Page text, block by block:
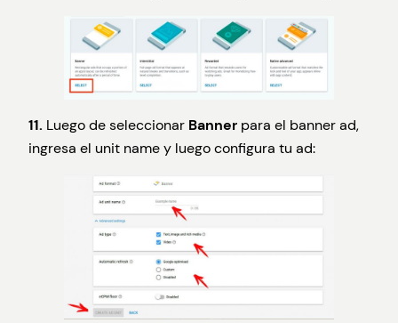
11. Luego de seleccionar Banner para el banner ad,
ingresa el unit name y luego configura tu ad: